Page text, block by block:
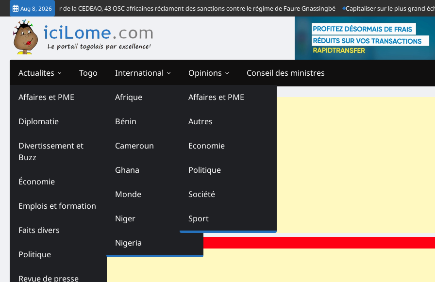
Skip
to
content
Aug 8, 2026
de la Cour de la CEDEAO, 43 OSC africaines réclament des sanctions contre le régime de Faure Gnassingbé Capitaliser sur le plus grand échec du
Actualites
Affaires et PME
Diplomatie
Divertissement et
Buzz
Économie
Emplois et formation
Faits divers
Politique
Revue de presse
Togo International
Afrique
Bénin
Cameroun
Ghana
Monde
Niger
Nigeria
Opinions
Affaires et PME
Autres
Economie
Politique
Société
Sport
Conseil des ministres